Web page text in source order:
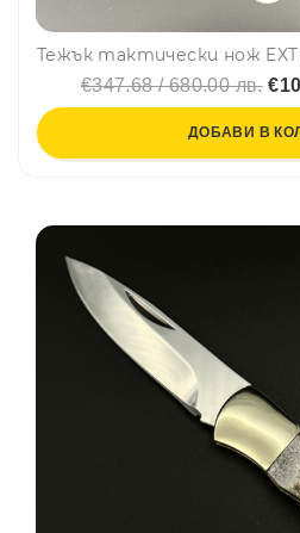
€347.68 / 680.00 лв.
ДОБАВИ В